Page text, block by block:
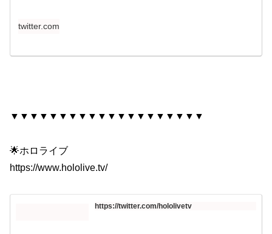
twitter.com
▼▼▼▼▼▼▼▼▼▼▼▼▼▼▼▼▼▼▼▼
🌟ホロライブ
https://www.hololive.tv/​​​
https://twitter.com/hololivetv